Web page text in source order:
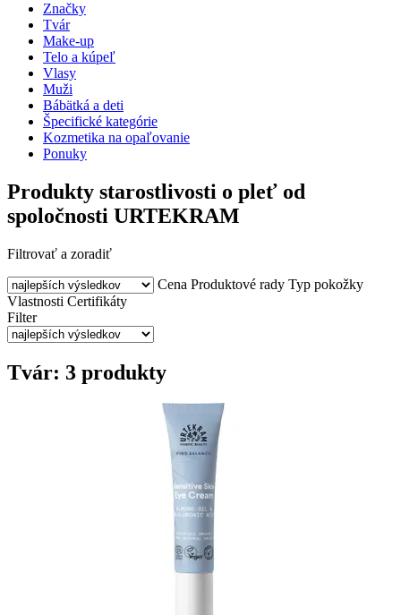
Značky
Tvár
Make-up
Telo a kúpeľ
Vlasy
Muži
Bábätká a deti
Špecifické kategórie
Kozmetika na opaľovanie
Ponuky
Produkty starostlivosti o pleť od
spoločnosti URTEKRAM
Filtrovať a zoradiť
Cena Produktové rady Typ pokožky
Vlastnosti Certifikáty
Filter
Tvár: 3 produkty